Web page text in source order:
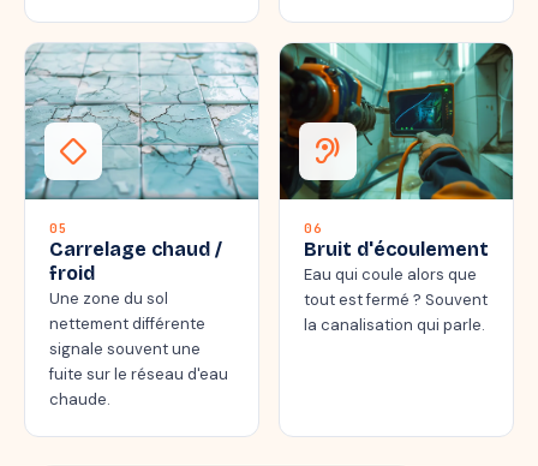
thermostat_carbon
05
Carrelage chaud /
froid
Une zone du sol
nettement différente
signale souvent une
fuite sur le réseau d'eau
chaude.
hearing
06
Bruit d'écoulement
Eau qui coule alors que
tout est fermé ? Souvent
la canalisation qui parle.